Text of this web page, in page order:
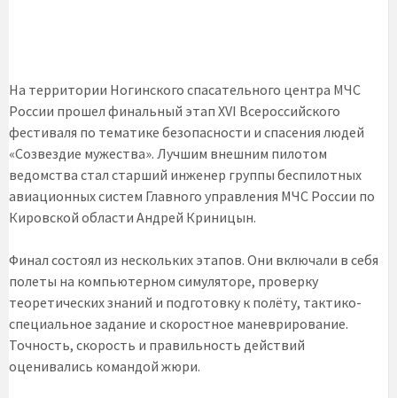
На территории Ногинского спасательного центра МЧС
России прошел финальный этап XVI Всероссийского
фестиваля по тематике безопасности и спасения людей
«Созвездие мужества». Лучшим внешним пилотом
ведомства стал старший инженер группы беспилотных
авиационных систем Главного управления МЧС России по
Кировской области Андрей Криницын.
Финал состоял из нескольких этапов. Они включали в себя
полеты на компьютерном симуляторе, проверку
теоретических знаний и подготовку к полёту, тактико-
специальное задание и скоростное маневрирование.
Точность, скорость и правильность действий
оценивались командой жюри.